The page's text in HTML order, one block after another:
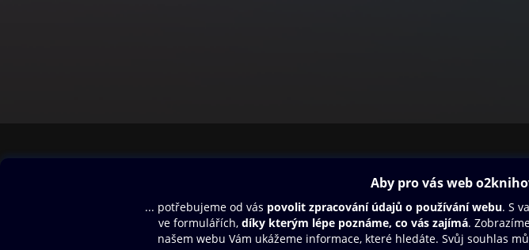
Aplikace a hry
SMS/MMS Info
Blog
Dárkový poukaz
Nápověda
Oneplay Originály
Sport